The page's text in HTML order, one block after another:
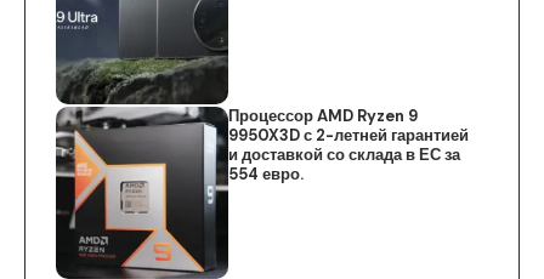
Процессор AMD Ryzen 9
9950X3D с 2-летней гарантией
и доставкой со склада в ЕС за
554 евро.